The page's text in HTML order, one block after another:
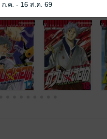
.ค. - 16 ส.ค. 69